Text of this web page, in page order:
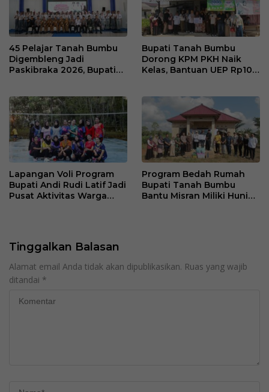
45 Pelajar Tanah Bumbu
Digembleng Jadi
Paskibraka 2026, Bupati
Bupati Tanah Bumbu
Dorong KPM PKH Naik
Kelas, Bantuan UEP Rp10
Lapangan Voli Program
Bupati Andi Rudi Latif Jadi
Pusat Aktivitas Warga
Program Bedah Rumah
Bupati Tanah Bumbu
Bantu Misran Miliki Hunian
Tinggalkan Balasan
Alamat email Anda tidak akan dipublikasikan. Ruas yang wajib
ditandai *